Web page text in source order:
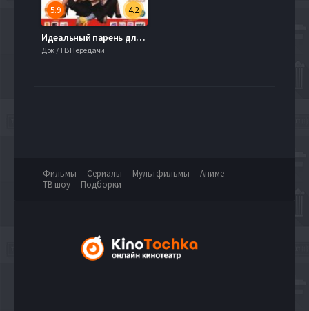
4.2
5.9
Идеальный парень для моей девушки (2009)
Док / ТВ Передачи
Фильмы Сериалы Мультфильмы
Аниме
ТВ шоу
Подборки